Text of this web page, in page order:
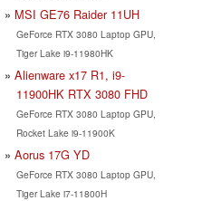
MSI GE76 Raider 11UH
GeForce RTX 3080 Laptop GPU,
Tiger Lake i9-11980HK
Alienware x17 R1, i9-
11900HK RTX 3080 FHD
GeForce RTX 3080 Laptop GPU,
Rocket Lake i9-11900K
Aorus 17G YD
GeForce RTX 3080 Laptop GPU,
Tiger Lake i7-11800H